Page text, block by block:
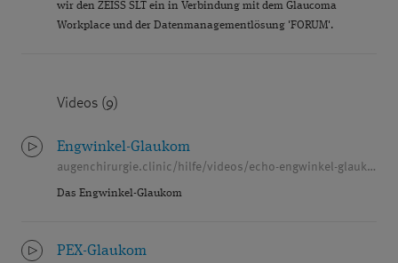
MINIMALINVASIVE GLAUKOMCHIRURGIE (MIGS)
PEER-REVIEWED PREMIUMEYES
PREMIUMLINSEN
PRESBYOPIE
wir den ZEISS SLT ein in Verbindung mit dem Glaucoma
Workplace und der Datenmanagementlösung 'FORUM'.
Videos (9)
Engwinkel-Glaukom
augenchirurgie.clinic/hilfe/videos/echo-engwinkel-glaukom
Das Engwinkel-Glaukom
PEX-Glaukom